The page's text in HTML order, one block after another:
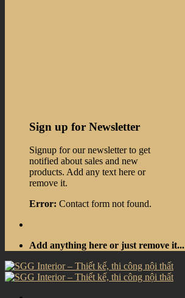
Sign up for Newsletter
Signup for our newsletter to get
notified about sales and new
products. Add any text here or
remove it.
Error: Contact form not found.
Add anything here or just remove it...